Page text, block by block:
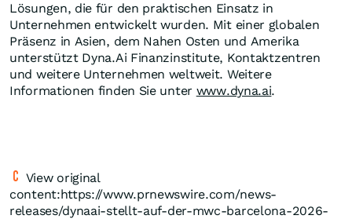
Lösungen, die für den praktischen Einsatz in
Unternehmen entwickelt wurden. Mit einer globalen
Präsenz in Asien, dem Nahen Osten und Amerika
unterstützt Dyna.Ai Finanzinstitute, Kontaktzentren
und weitere Unternehmen weltweit. Weitere
Informationen finden Sie unter www.dyna.ai.
View original
content:https://www.prnewswire.com/news-
releases/dynaai-stellt-auf-der-mwc-barcelona-2026-